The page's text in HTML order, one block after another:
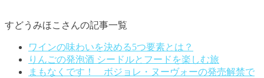
すどうみほこさんの記事一覧
ワインの味わいを決める5つ要素とは？
りんごの発泡酒 シードルとフードを楽しむ旅
まもなくです！ ボジョレ・ヌーヴォーの発売解禁で